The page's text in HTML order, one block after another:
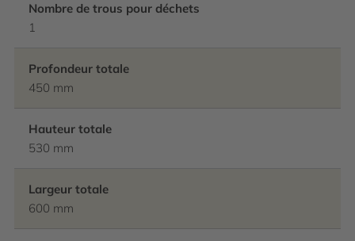
Nombre de trous pour déchets
1
Profondeur totale
450 mm
Hauteur totale
530 mm
Largeur totale
600 mm